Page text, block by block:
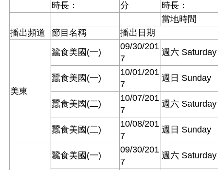
時長：
分
時長：
當地時間
播出頻道
節目名稱 播出日期
美東
蠶食美國(一)
09/30/201
7
週六 Saturday
蠶食美國(一)
10/01/201
7
週日 Sunday
蠶食美國(二)
10/07/201
7
週六 Saturday
蠶食美國(二)
10/08/201
7
週日 Sunday
蠶食美國(一)
09/30/201
7
週六 Saturday